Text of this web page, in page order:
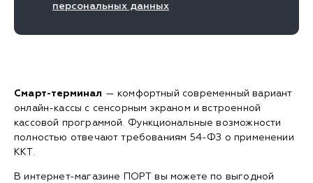
персональных данных
Смарт-терминал — комфортный современный вариант
онлайн-кассы с сенсорным экраном и встроенной
кассовой программой. Функциональные возможности
полностью отвечают требованиям 54-ФЗ о применении
ККТ.
В интернет-магазине ПОРТ вы можете по выгодной